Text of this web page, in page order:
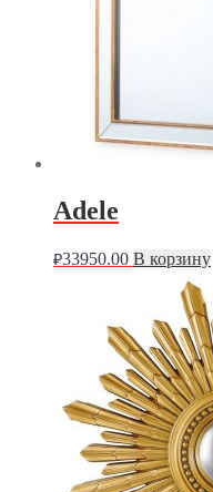
Adele
₽33950.00 В корзину